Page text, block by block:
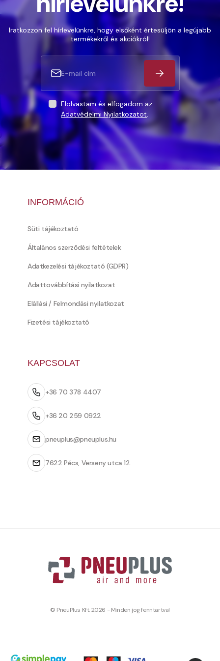
Iratkozzon fel hírlevelünkre, hogy elsőként értesüljön a legújabb
termékekről és akciókról!
Elolvastam és elfogadom az
Adatvédelmi Nyilatkozatot.
INFORMÁCIÓ
Süti tájékoztató
Általános szerződési feltételek
Adatkezelési tájékoztató (GDPR)
Adattovábbítási nyilatkozat
Elállási / Felmondási nyilatkozat
Fizetési tájékoztató
KAPCSOLAT
+36 70 378 4407
+36 20 259 0922
pneuplus@pneuplus.hu
7622 Pécs, Verseny utca 12.
© PneuPlus Kft. 2026 - Minden jog fenntartva!